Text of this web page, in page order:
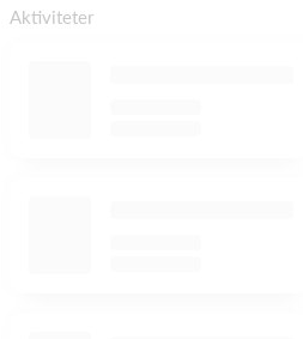
Aktiviteter